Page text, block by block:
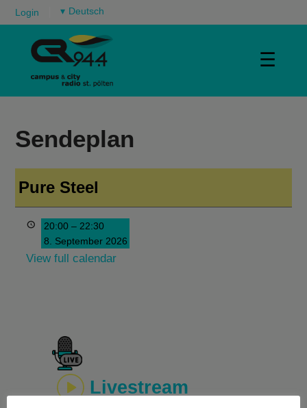
Login ▾
☰
Sendeplan
Pure Steel
20:00 – 22:30
8. September 2026
View full calendar
Livestream